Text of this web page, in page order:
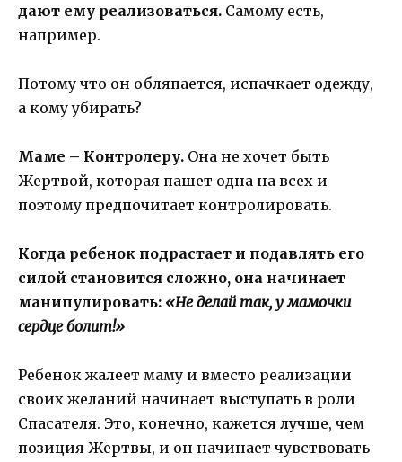
дают ему реализоваться. Самому есть,
например.
Потому что он обляпается, испачкает одежду,
а кому убирать?
Маме – Контролеру. Она не хочет быть
Жертвой, которая пашет одна на всех и
поэтому предпочитает контролировать.
Когда ребенок подрастает и подавлять его
силой становится сложно, она начинает
манипулировать: «Не делай так, у мамочки
сердце болит!»
Ребенок жалеет маму и вместо реализации
своих желаний начинает выступать в роли
Спасателя. Это, конечно, кажется лучше, чем
позиция Жертвы, и он начинает чувствовать